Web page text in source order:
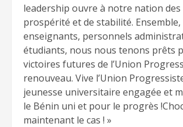
leadership ouvre à notre nation
prospérité et de stabilité. Ensemble,
enseignants, personnels
étudiants, nous nous tenons prêts
victoires futures de l’Union
renouveau. Vive l’Union
jeunesse universitaire engagée et
le Bénin uni et pour le progrès
maintenant le cas ! »